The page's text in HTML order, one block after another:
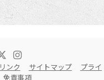
リンク サイトマップ
プライ
免責事項